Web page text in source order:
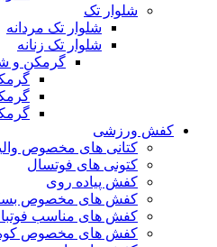
شلوار تک
شلوار تک مردانه
شلوار تک زنانه
گرمکن و
کفش ورزشی
کتانی های مخصوص
کتونی های فوتسال
کفش پیاده روی
کفش های مخصوص
کفش های مناسب
کفش های مخصوص کوه